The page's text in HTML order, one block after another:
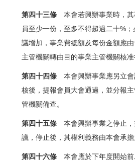
第四十三條本會若興辦事業時，其
員至少一份，至多不得超過二十%
議增加，事業費總額及每份金額應
主管機關轉由目的事業主管機關核准
第四十四條本會興辦事業應另立會
核後，提報會員大會通過，並分報
管機關備查。
第四十五條本會興辦事業之停止，
議，停止後，其權利義務由本會承擔
第四十六條本會應於下年度開始前